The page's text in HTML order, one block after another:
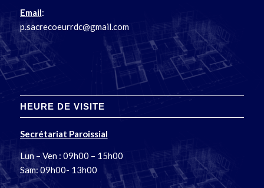
Email:
p.sacrecoeurrdc@gmail.com
HEURE DE VISITE
Secrétariat Paroissial
Lun – Ven : 09h00 – 15h00
Sam: 09h00- 13h00